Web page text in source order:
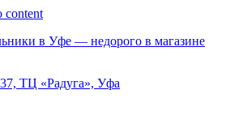
content
в Уфе — недорого в магазине
ТЦ «Радуга», Уфа